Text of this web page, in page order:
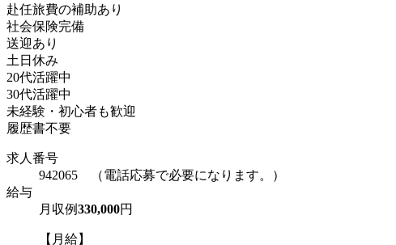
赴任旅費の補助あり
社会保険完備
送迎あり
土日休み
20代活躍中
30代活躍中
未経験・初心者も歓迎
履歴書不要
求人番号
942065 （電話応募で必要になります。）
給与
月収例330,000円
【月給】